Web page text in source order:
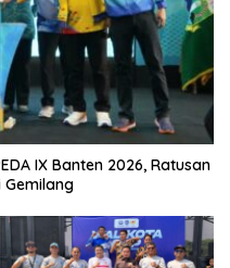
IX Banten 2026, Ratusan
Gemilang